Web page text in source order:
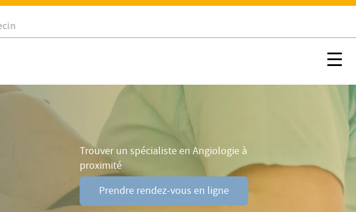
Trouver un spécialiste en Angiologie à
proximité
Prendre rendez-vous en ligne